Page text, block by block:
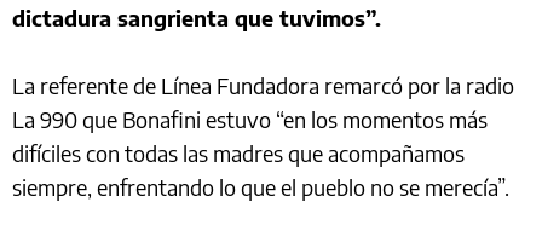
dictadura sangrienta que tuvimos”.
La referente de Línea Fundadora remarcó por la radio
La 990 que Bonafini estuvo “en los momentos más
difíciles con todas las madres que acompañamos
siempre, enfrentando lo que el pueblo no se merecía”.